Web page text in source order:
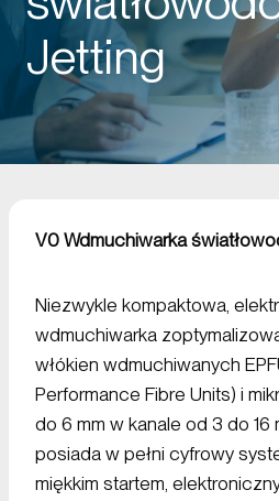
Jetting
V0 Wdmuchiwarka
Niezwykle kompaktowa,
wdmuchiwarka
włókien wdmuchiwanych
Performance Fibre Units) i
do 6 mm w kanale od 3 do 16
posiada w pełni cyfrowy
miękkim startem,